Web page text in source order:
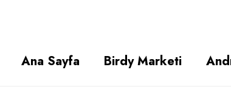
Ana Sayfa Birdy Marketi